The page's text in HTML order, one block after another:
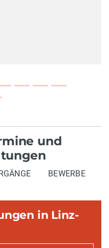
und
BEWERBE
in Linz-